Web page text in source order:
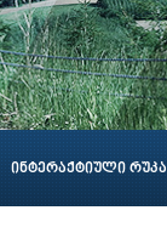
ინტერაქტიული რუკა